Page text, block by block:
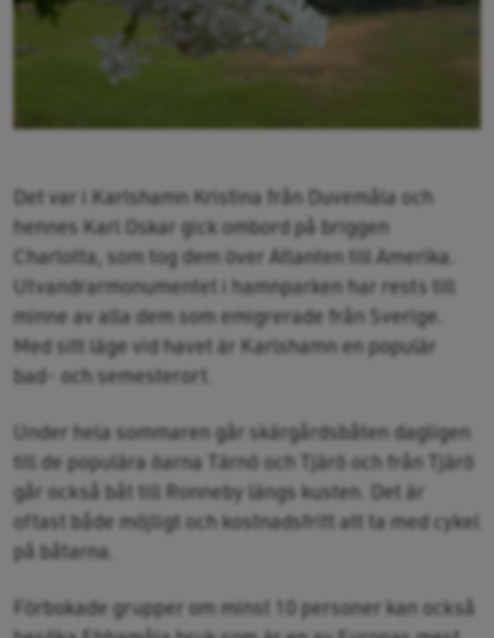
Det var i Karlshamn Kristina från Duvemåla och
hennes Karl Oskar gick ombord på briggen
Charlotta, som tog dem över Atlanten till Amerika.
Utvandrarmonumentet i hamnparken har rests till
minne av alla dem som emigrerade från Sverige.
Med sitt läge vid havet är Karlshamn en populär
bad- och semesterort.
Under hela sommaren går skärgårdsbåten dagligen
till de populära öarna Tärnö och Tjärö och från Tjärö
går också båt till Ronneby längs kusten. Det är
oftast både möjligt och kostnadsfritt att ta med cykel
på båtarna.
Förbokade grupper om minst 10 personer kan också